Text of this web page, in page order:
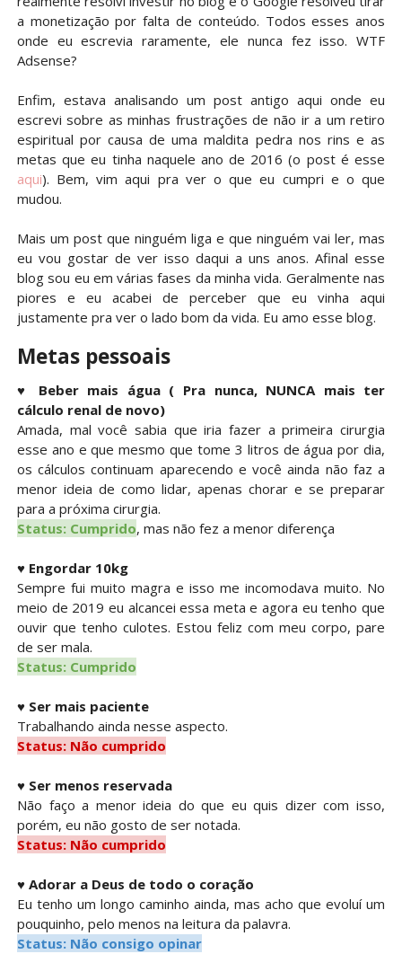
a monetização por falta de conteúdo. Todos esses anos
onde eu escrevia raramente, ele nunca fez isso. WTF
Adsense?
Enfim, estava analisando um post antigo aqui onde eu
escrevi sobre as minhas frustrações de não ir a um retiro
espiritual por causa de uma maldita pedra nos rins e as
metas que eu tinha naquele ano de 2016 (o post é esse
aqui). Bem, vim aqui pra ver o que eu cumpri e o que
mudou.
Mais um post que ninguém liga e que ninguém vai ler, mas
eu vou gostar de ver isso daqui a uns anos. Afinal esse
blog sou eu em várias fases da minha vida. Geralmente nas
piores e eu acabei de perceber que eu vinha aqui
justamente pra ver o lado bom da vida. Eu amo esse blog.
Metas pessoais
♥ Beber mais água ( Pra nunca, NUNCA mais ter
cálculo renal de novo)
Amada, mal você sabia que iria fazer a primeira cirurgia
esse ano e que mesmo que tome 3 litros de água por dia,
os cálculos continuam aparecendo e você ainda não faz a
menor ideia de como lidar, apenas chorar e se preparar
para a próxima cirurgia.
Status: Cumprido, mas não fez a menor diferença
♥ Engordar 10kg
Sempre fui muito magra e isso me incomodava muito. No
meio de 2019 eu alcancei essa meta e agora eu tenho que
ouvir que tenho culotes. Estou feliz com meu corpo, pare
de ser mala.
Status: Cumprido
♥ Ser mais paciente
Trabalhando ainda nesse aspecto.
Status: Não cumprido
♥ Ser menos reservada
Não faço a menor ideia do que eu quis dizer com isso,
porém, eu não gosto de ser notada.
Status: Não cumprido
♥ Adorar a Deus de todo o coração
Eu tenho um longo caminho ainda, mas acho que evoluí um
pouquinho, pelo menos na leitura da palavra.
Status: Não consigo opinar